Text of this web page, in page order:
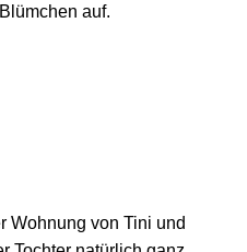
auf.
Wohnung von Tini und